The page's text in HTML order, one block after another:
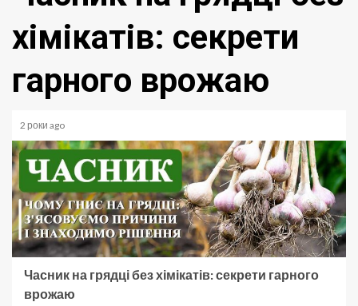
хімікатів: секрети
гарного врожаю
2 роки ago
Часник на грядці без хімікатів: секрети гарного
врожаю